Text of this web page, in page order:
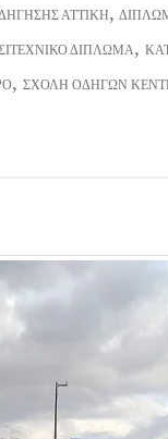
ΑΤΤΙΚΉ,
ΔΊΠΛΩΜΑ,
, ΣΧΟΛΉ ΟΔΗΓΏΝ